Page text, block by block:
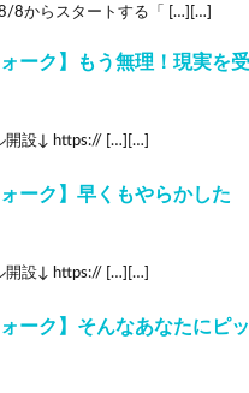
8/8からスタートする「 […][…]
ォーク】もう無理！現実を
開設↓ https:// […][…]
ォーク】早くもやらかした
開設↓ https:// […][…]
ーク】そんなあなたにピ